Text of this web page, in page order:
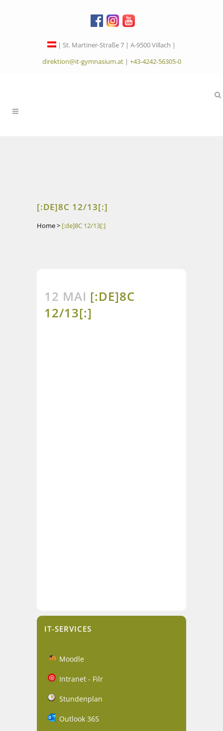
| St. Martiner-Straße 7 | A-9500 Villach |
direktion@it-gymnasium.at| +43-4242-56305-0
[:DE]8C 12/13[:]
Home> [:de]8C 12/13[:]
12 MAI [:DE]8C
12/13[:]
IT-SERVICES
Moodle
Intranet - Filr
Stundenplan
Outlook 365